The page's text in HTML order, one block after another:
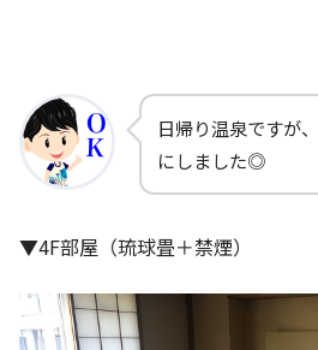
日帰り温泉ですが
にしました◎
▼4F部屋（琉球畳＋禁煙）